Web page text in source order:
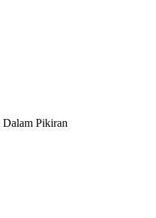
Dalam Pikiran